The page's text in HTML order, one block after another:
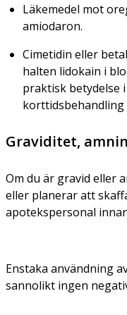
Läkemedel mot
amiodaron.
Cimetidin eller
halten lidokain i
praktisk betydelse
korttidsbehandling
Graviditet,
Om du är gravid eller
eller planerar att
apotekspersonal
Enstaka användning
sannolikt ingen